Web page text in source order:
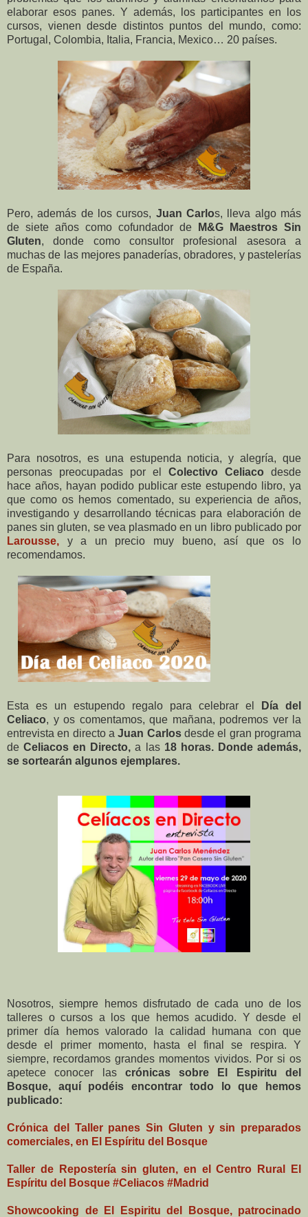
elaborar esos panes. Y además, los participantes en los
cursos, vienen desde distintos puntos del mundo, como:
Portugal, Colombia, Italia, Francia, Mexico… 20 países.
Pero, además de los cursos, Juan Carlos, lleva algo más
de siete años como cofundador de
M&G Maestros Sin
Gluten, donde como consultor profesional asesora a
muchas de las mejores panaderías, obradores, y pastelerías
de España.
Para nosotros, es una estupenda noticia, y alegría, que
personas preocupadas por el Colectivo Celiaco desde
hace años, hayan podido publicar este estupendo libro, ya
que como os hemos comentado, su experiencia de años,
investigando y desarrollando técnicas para elaboración de
panes sin gluten, se vea plasmado en un libro publicado por
Larousse, y a un precio muy bueno, así que os lo
recomendamos.
Esta es un estupendo regalo para celebrar el
Día del
Celiaco, y os comentamos, que mañana, podremos ver la
entrevista en directo a Juan Carlosdesde el gran programa
deCeliacos en Directo,a las18 horas. Donde además,
se sortearán algunos ejemplares.
Nosotros, siempre hemos disfrutado de cada uno de los
talleres o cursos a los que hemos acudido. Y desde el
primer día hemos valorado la calidad humana con que
desde el primer momento, hasta el final se respira. Y
siempre, recordamos grandes momentos vividos. Por si os
apetece conocer las crónicas sobre El Espiritu del
Bosque, aquí podéis encontrar todo lo que hemos
publicado:
Crónica del Taller panes Sin Gluten y sin preparados
comerciales, en El Espíritu del Bosque
Taller de Repostería sin gluten, en el Centro Rural El
Espíritu del Bosque #Celiacos #Madrid
Showcooking de El Espiritu del Bosque, patrocinado